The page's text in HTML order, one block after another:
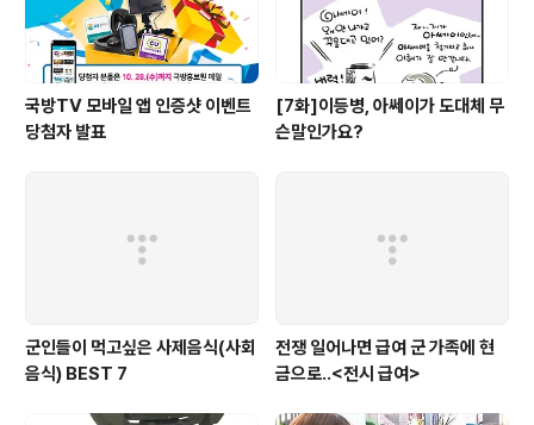
국방TV 모바일 앱 인증샷 이벤트
당첨자 발표
[7화]이등병, 아쎄이가 도대체 무
슨말인가요?
군인들이 먹고싶은 사제음식(사회
음식) BEST 7
전쟁 일어나면 급여 군 가족에 현
금으로..<전시 급여>